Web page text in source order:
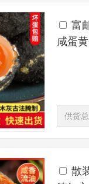
富
咸蛋
供货
散